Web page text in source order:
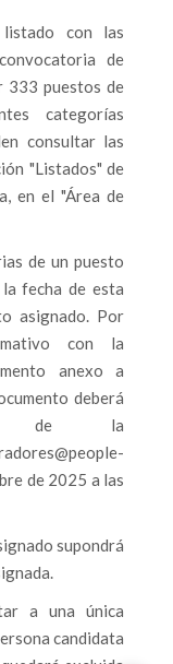
con las
de
333 puestos de
categorías
consultar las
"Listados" de
en el "Área de
de un puesto
fecha de esta
asignado. Por
con la
anexo a
deberá
de la
de 2025 a las
supondrá
a una única
candidata